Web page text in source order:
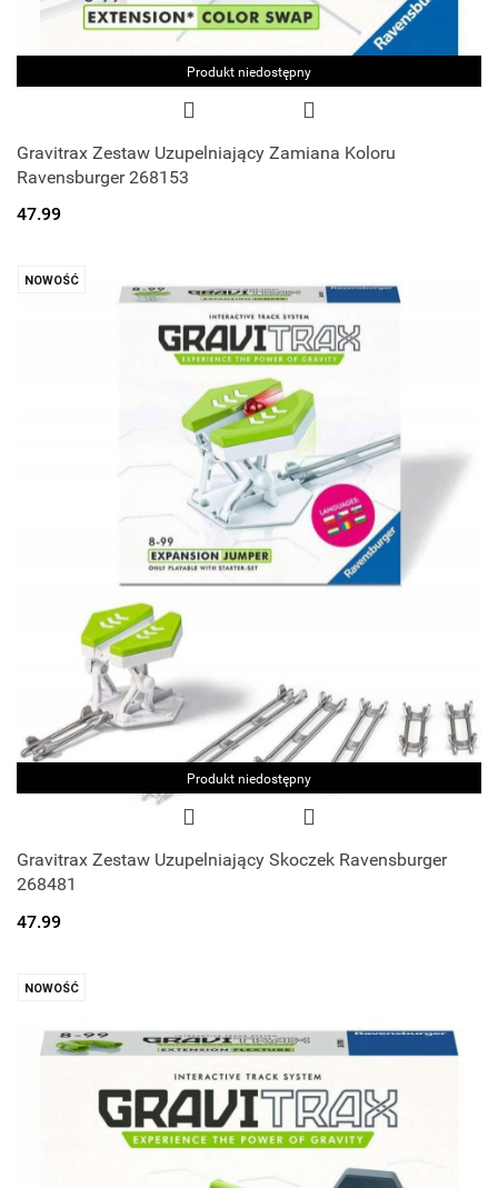
Produkt niedostępny
Gravitrax Zestaw Uzupelniający Zamiana Koloru
Ravensburger 268153
47.99
NOWOŚĆ
Produkt niedostępny
Gravitrax Zestaw Uzupelniający Skoczek Ravensburger
268481
47.99
NOWOŚĆ